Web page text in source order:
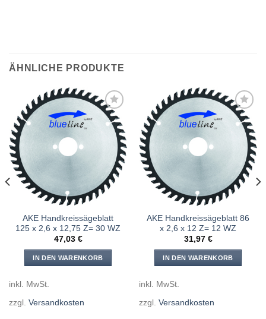
ÄHNLICHE PRODUKTE
hinzufügen
AKE Handkreissägeblatt
125 x 2,6 x 12,75 Z= 30 WZ
47,03 €
IN DEN WARENKORB
inkl. MwSt.
zzgl. Versandkosten
hinzufügen
AKE Handkreissägeblatt 86
x 2,6 x 12 Z= 12 WZ
31,97 €
IN DEN WARENKORB
inkl. MwSt.
zzgl. Versandkosten